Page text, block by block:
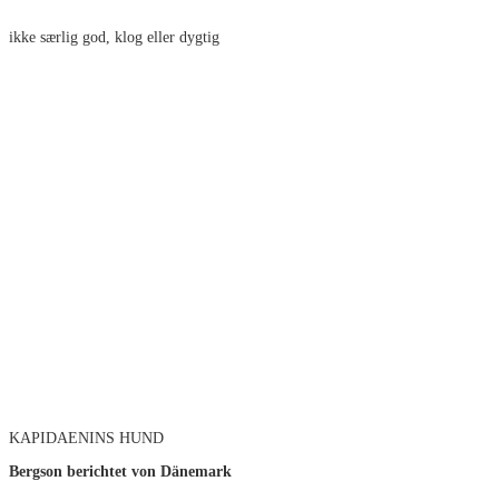
ikke særlig god, klog eller dygtig
KAPIDAENINS HUND
Bergson berichtet von Dänemark